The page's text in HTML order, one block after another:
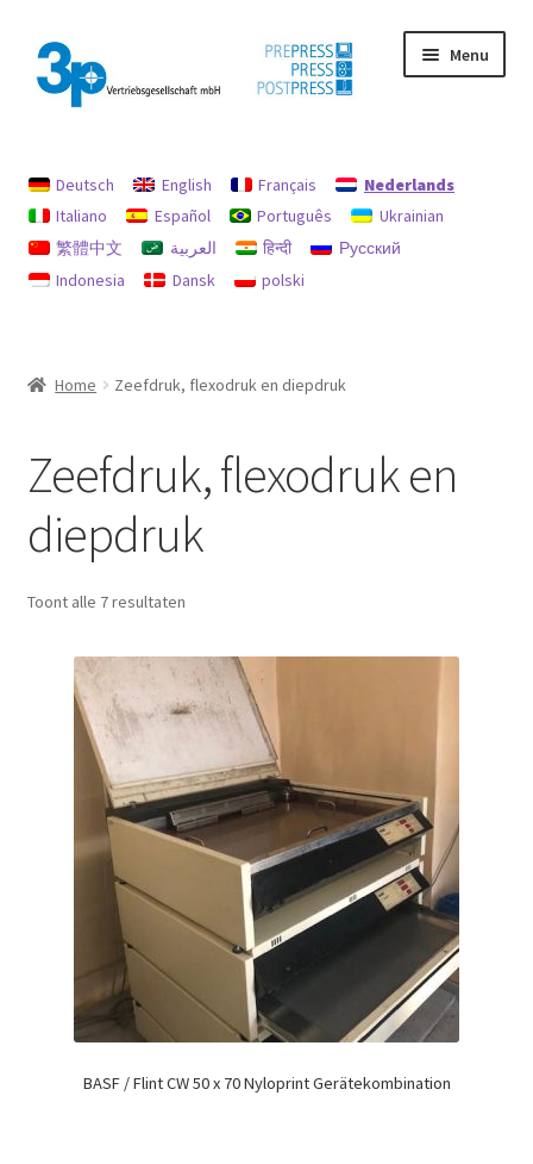
Ga
door
naar
navigatie
Ga
naar
de
inhoud
Menu
afdruk
Gebruikte machines
Zoekopdracht
Deutsch English Français
Nederlands
Italiano
Español Português
Ukrainian
繁體中文
العربية हिन्दी
Русский
Indonesia
Dansk polski
Home Zeefdruk, flexodruk en diepdruk
Zeefdruk, flexodruk en
diepdruk
Toont alle 7 resultaten
BASF / Flint CW 50 x 70 Nyloprint Gerätekombination